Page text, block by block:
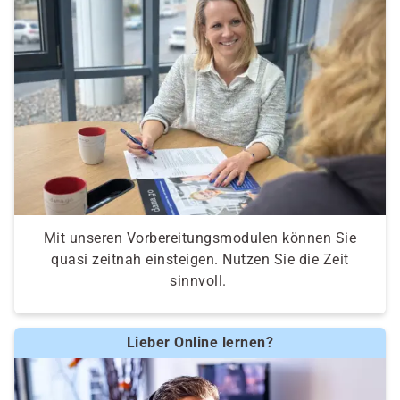
Schaltungen, logische Operatoren,
Wahrheitstabellen
Grundlagen der Programmierung:
Entwicklungszyklus, Werkzeuge, variable
Datentypen, Kontrollstrukturen
Gegenüberstellung der Fachrichtungen:
Vorstellung Lehrplan Systemintegration
Pro und Contra für persönliche Interessen und
die Berufe „Fachinformatiker“ in der Praxis
Kompetenzfeststellung:
Einstufungstest und Eignungsfeststellung,
Mit unseren Vorbereitungsmodulen können Sie
quasi zeitnah einsteigen. Nutzen Sie die Zeit
sinnvoll.
Lieber Online lernen?